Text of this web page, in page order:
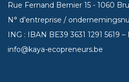
Rue Fernand Bernier 15 - 1060
N° d’entreprise /
ING : IBAN BE393631 1291 5619 –
info@kaya-ecopreneurs.be